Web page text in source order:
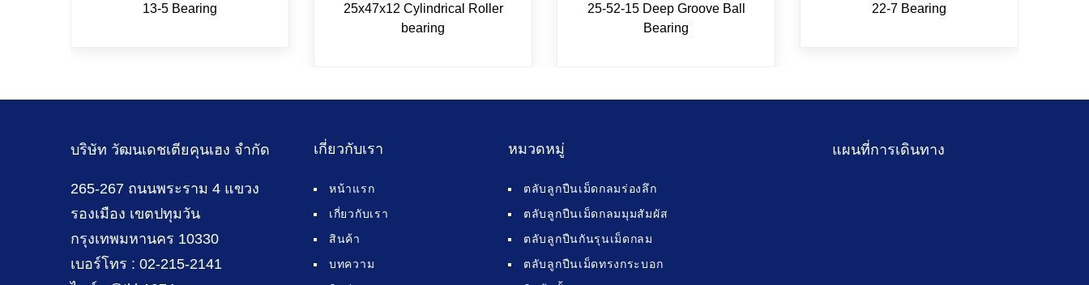
13-5 Bearing
25x47x12 Cylindrical Roller
bearing
25-52-15 Deep Groove Ball
Bearing
22-7 Bearing
บริษัท วัฒนเดชเตียคุนเฮง จำกัด
265-267 ถนนพระราม 4 แขวง
รองเมือง เขตปทุมวัน
กรุงเทพมหานคร 10330
เบอร์โทร : 02-215-2141
เกี่ยวกับเรา
หน้าแรก
เกี่ยวกับเรา
สินค้า
บทความ
หมวดหมู่
ตลับลูกปืนเม็ดกลมร่องลึก
ตลับลูกปืนเม็ดกลมมุมสัมผัส
ตลับลูกปืนกันรุนเม็ดกลม
ตลับลูกปืนเม็ดทรงกระบอก
แผนที่การเดินทาง